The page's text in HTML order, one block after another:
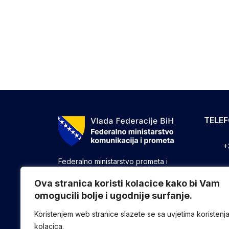
Ova stranica koristi kolacice kako bi Vam
omogucili bolje i ugodnije surfanje.
Koristenjem web stranice slazete se sa uvjetima koristenja
kolacica.
Federalno ministarstvo prometa i
druge poslove utvrđene zakonom koji
se odnose na ostvarivanje nadležnosti
Federacije u oblasti prometa i
komunikacija.